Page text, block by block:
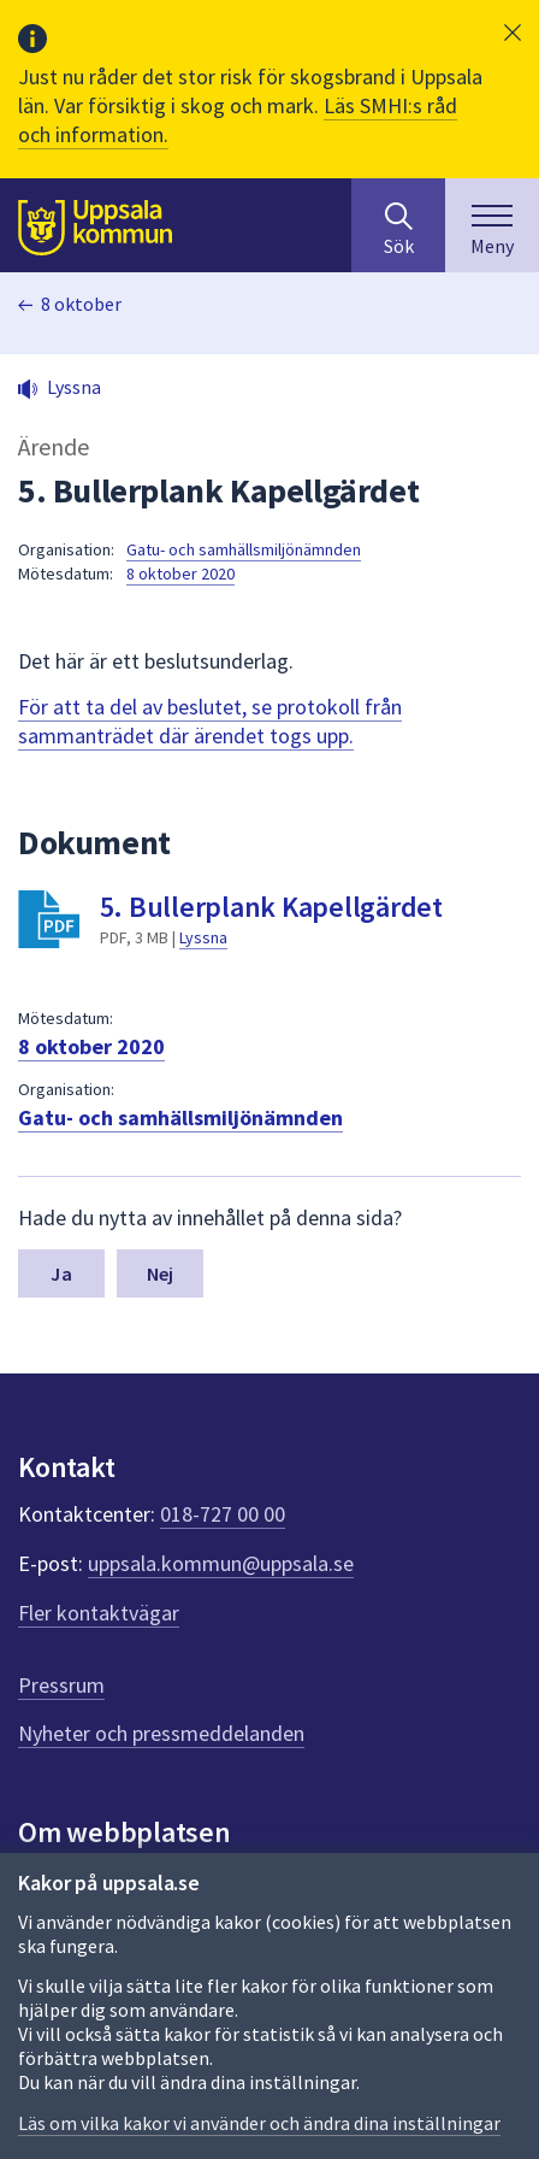
Just nu råder det stor risk för skogsbrand i Uppsala
län. Var försiktig i skog och mark. Läs SMHI:s råd
och information.
Till sidans
huvudinnehåll
efter
innehåll
på
sökfältet
kommer
att
piltangenterna
för
enter
Sök Meny
Kakor på uppsala.se
Vi använder nödvändiga kakor (cookies) för att webbplatsen
ska fungera.
Vi skulle vilja sätta lite fler kakor för olika funktioner som
hjälper dig som användare.
Vi vill också sätta kakor för statistik så vi kan analysera och
förbättra webbplatsen.
Du kan när du vill ändra dina inställningar.
Läs om vilka kakor vi använder och ändra dina inställningar
8 oktober
Lyssna
Ärende
5. Bullerplank Kapellgärdet
Organisation:
Gatu- och samhällsmiljönämnden
Mötesdatum:
8 oktober 2020
Det här är ett beslutsunderlag.
För att ta del av beslutet, se protokoll från
sammanträdet där ärendet togs upp.
Dokument
5. Bullerplank Kapellgärdet
PDF, 3 MB | Lyssna
Mötesdatum:
8 oktober 2020
Organisation:
Gatu- och samhällsmiljönämnden
ä
m
a
n
k
t
e
r
f
ö
r
e
n
n
a
d
a
Hade du nytta av innehållet på denna sida?
Nej
Kontakt
Kontaktcenter: 018-727 00 00
E-post: uppsala.kommun@uppsala.se
Fler kontaktvägar
Pressrum
Nyheter och pressmeddelanden
Om webbplatsen
Om webbplatsen
Allmänna handlingar och diarium
Behandling av personuppgifter
Kakor
Språk (other languages)
Tillgänglighetsredogörelse